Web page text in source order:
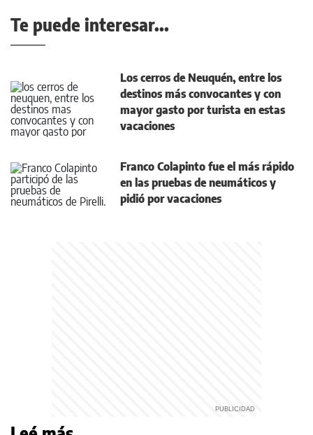
Te puede interesar...
Los cerros de Neuquén, entre los
destinos más convocantes y con
mayor gasto por turista en estas
vacaciones
Franco Colapinto fue el más rápido
en las pruebas de neumáticos y
pidió por vacaciones